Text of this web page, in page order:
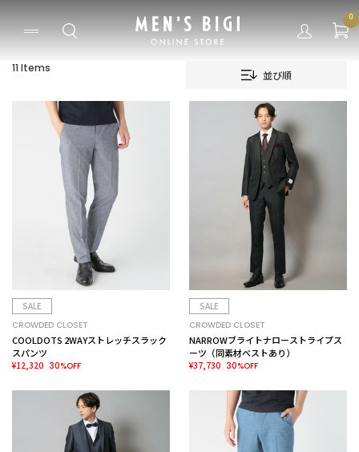
0
11 Items 並び順
SALE
CROWDED CLOSET
COOLDOTS 2WAYストレッチスラック
スパンツ
¥12,320 30%OFF
SALE
CROWDED CLOSET
NARROWブライトナローストライプス
ーツ（同素材ベストあり）
¥37,730 30%OFF